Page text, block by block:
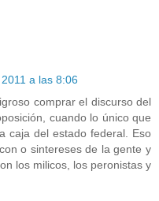
a las 8:06
comprar el discurso del
cuando lo único que
caja del estado federal. Eso
o sintereses de la gente y
los milicos, los peronistas y